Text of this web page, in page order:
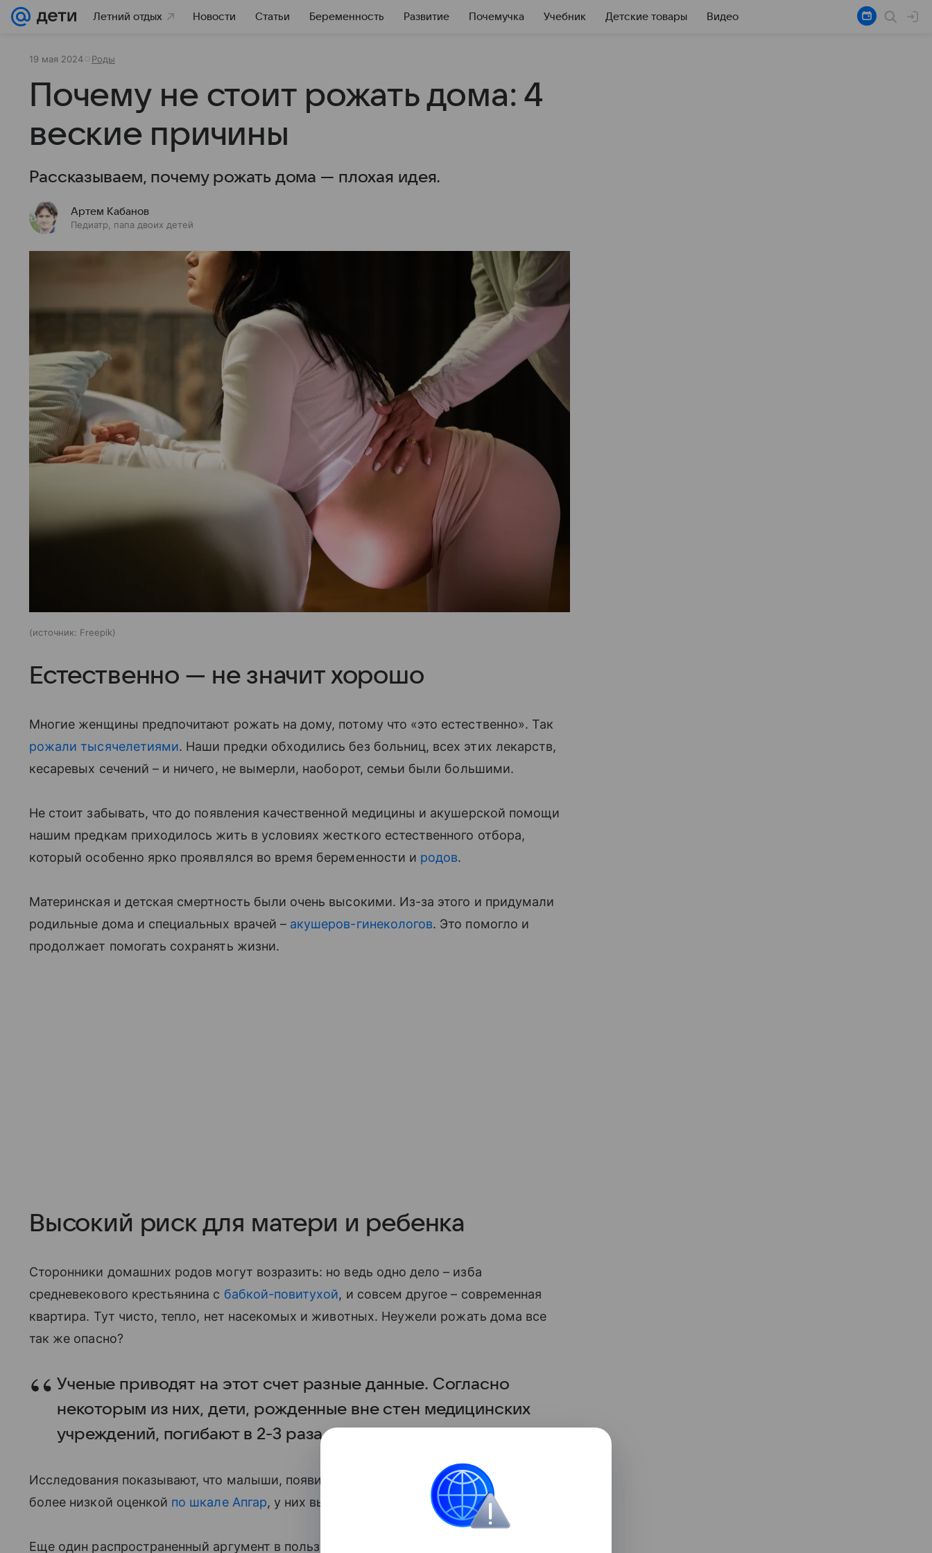
Летний отдых Новости Статьи Беременность Развитие Почемучка Учебник Детские товары Видео
19 мая 2024 Роды
Почему не стоит рожать дома: 4
веские причины
Рассказываем, почему рожать дома — плохая идея.
Артем Кабанов
Педиатр, папа двоих детей
источник: Freepik
Естественно — не значит хорошо
Многие женщины предпочитают рожать на дому, потому что «это естественно». Так
рожали тысячелетиями. Наши предки обходились без больниц, всех этих лекарств,
кесаревых сечений – и ничего, не вымерли, наоборот, семьи были большими.
Не стоит забывать, что до появления качественной медицины и акушерской помощи
нашим предкам приходилось жить в условиях жесткого естественного отбора,
который особенно ярко проявлялся во время беременности и родов.
Материнская и детская смертность были очень высокими. Из-за этого и придумали
родильные дома и специальных врачей – акушеров-гинекологов. Это помогло и
продолжает помогать сохранять жизни.
Высокий риск для матери и ребенка
Сторонники домашних родов могут возразить: но ведь одно дело – изба
средневекового крестьянина с бабкой-повитухой, и совсем другое – современная
квартира. Тут чисто, тепло, нет насекомых и животных. Неужели рожать дома все
так же опасно?
Ученые приводят на этот счет разные данные. Согласно
некоторым из них, дети, рожденные вне стен медицинских
учреждений, погибают в 2-3 раза чаще.
Исследования показывают, что малыши, появившиеся на свет дома, рождаются с
более низкой оценкой по шкале Апгар, у них выше риски осложнений.
Еще один распространенный аргумент в пользу домашних родов: беременность и